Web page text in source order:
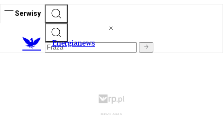
Serwisy
Energianews